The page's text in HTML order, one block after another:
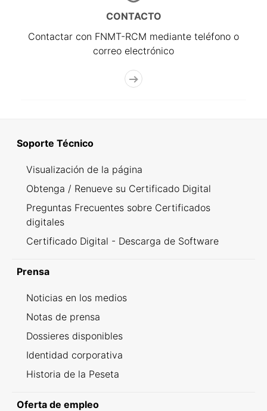
CONTACTO
Contactar con FNMT-RCM mediante teléfono o
correo electrónico
Soporte Técnico
Visualización de la página
Obtenga / Renueve su Certificado Digital
Preguntas Frecuentes sobre Certificados
digitales
Certificado Digital - Descarga de Software
Prensa
Noticias en los medios
Notas de prensa
Dossieres disponibles
Identidad corporativa
Historia de la Peseta
Oferta de empleo